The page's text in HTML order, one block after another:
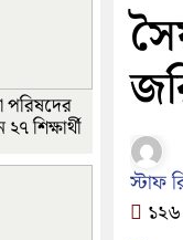
স্টাফ
পরিষদের
শিক্ষার্থী